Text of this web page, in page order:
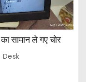
सामान ले गए चोर
Desk